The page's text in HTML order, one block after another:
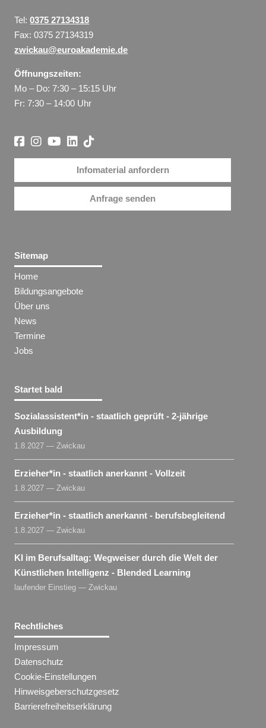
Tel:0375 27134318
Fax: 0375 27134319
zwickau@euroakademie.de
Öffnungszeiten:
Mo – Do: 7:30 – 15:15 Uhr
Fr: 7:30 – 14:00 Uhr
Infomaterial anfordern
Anfrage senden
Sitemap
Home
Bildungsangebote
Über uns
News
Termine
Jobs
Startet bald
Sozialassistent​*in - staatlich geprüft - 2-jährige
Ausbildung
1.8.2027 — Zwickau
Erzieher​*in - staatlich anerkannt - Vollzeit
1.8.2027 — Zwickau
Erzieher​*in - staatlich anerkannt - berufsbegleitend
1.8.2027 — Zwickau
KI im Berufsalltag: Wegweiser durch die Welt der
Künstlichen Intelligenz - Blended Learning
laufender Einstieg — Zwickau
Rechtliches
Impressum
Datenschutz
Cookie-Einstellungen
Hinweisgeberschutzgesetz
Barrierefreiheitserklärung